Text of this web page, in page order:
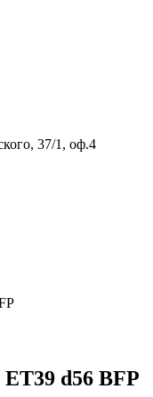
37/1, оф.4
d56 BFP